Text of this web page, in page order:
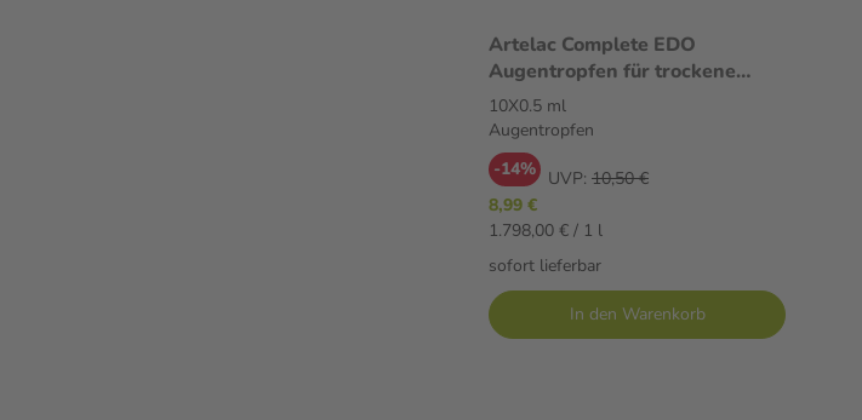
Artelac Complete EDO
Augentropfen für trockene
Augen 10X0.5 ml Augentropfen
10X0.5 ml
Augentropfen
-14% UVP: 10,50 €
8,99 €
1.798,00 € / 1 l
sofort lieferbar
In den Warenkorb